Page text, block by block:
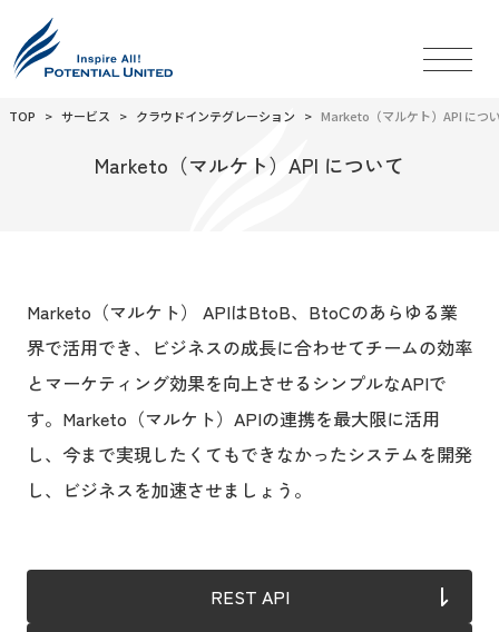
TOP サービス クラウドインテグレーション Marketo（マルケト）API につ
Marketo（マルケト）API について
Marketo（マルケト） APIはBtoB、BtoCのあらゆる業
界で活用でき、ビジネスの成長に合わせてチームの効率
とマーケティング効果を向上させるシンプルなAPIで
す。Marketo（マルケト）APIの連携を最大限に活用
し、今まで実現したくてもできなかったシステムを開発
し、ビジネスを加速させましょう。
REST API